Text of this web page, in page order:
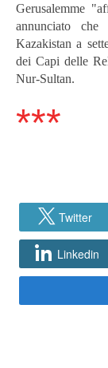
Gerusalemme
annunciato
Kazakistan a
dei Capi delle
Nur-Sultan.
***
Twitter
Linkedin